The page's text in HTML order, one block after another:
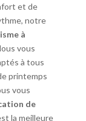
et de
notre
à
vous
à tous
printemps
vous
de
la meilleure